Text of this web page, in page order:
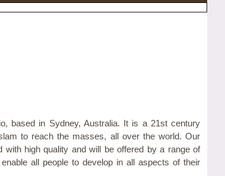
based in Sydney, Australia. It is a 21st century
to reach the masses, all over the world. Our
high quality and will be offered by a range of
all people to develop in all aspects of their